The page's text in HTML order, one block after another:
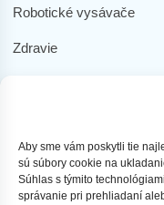
Aby sme vám poskytli tie
sú súbory cookie na
Súhlas s týmito
správanie pri prehliadaní
Robotické vysávače
Zdravie
Dôležité odkazy
Obchodné podmienky